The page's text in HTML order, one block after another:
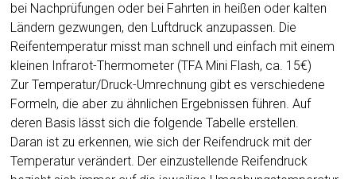
bei Nachprüfungen oder bei Fahrten in heißen oder kalten
Ländern gezwungen, den Luftdruck anzupassen. Die
Reifentemperatur misst man schnell und einfach mit einem
kleinen Infrarot-Thermometer (TFA Mini Flash, ca. 15€)
Zur Temperatur/Druck-Umrechnung gibt es verschiedene
Formeln, die aber zu ähnlichen Ergebnissen führen. Auf
deren Basis lässt sich die folgende Tabelle erstellen.
Daran ist zu erkennen, wie sich der Reifendruck mit der
Temperatur verändert. Der einzustellende Reifendruck